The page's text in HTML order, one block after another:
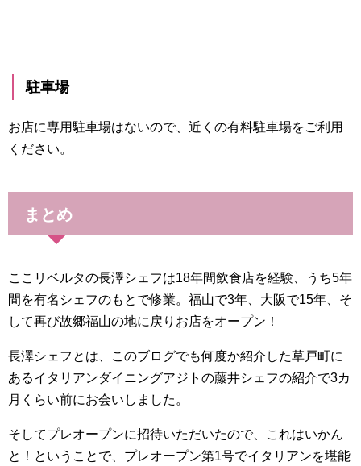
駐車場
お店に専用駐車場はないので、近くの有料駐車場をご利用
ください。
まとめ
ここリベルタの長澤シェフは18年間飲食店を経験、うち5年
間を有名シェフのもとで修業。福山で3年、大阪で15年、そ
して再び故郷福山の地に戻りお店をオープン！
長澤シェフとは、このブログでも何度か紹介した草戸町に
あるイタリアンダイニングアジトの藤井シェフの紹介で3カ
月くらい前にお会いしました。
そしてプレオープンに招待いただいたので、これはいかん
と！ということで、プレオープン第1号でイタリアンを堪能